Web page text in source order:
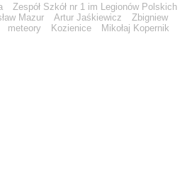
Zespół Szkół nr 1 im Legionów Polskich
Mazur Artur Jaśkiewicz
Zbigniew
meteory Kozienice
Mikołaj Kopernik